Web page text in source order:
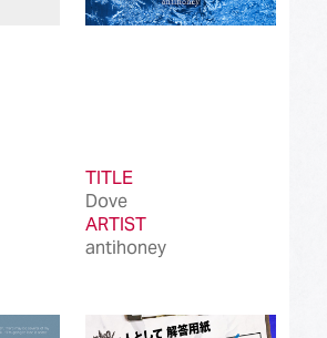
TITLE
Dove
ARTIST
antihoney